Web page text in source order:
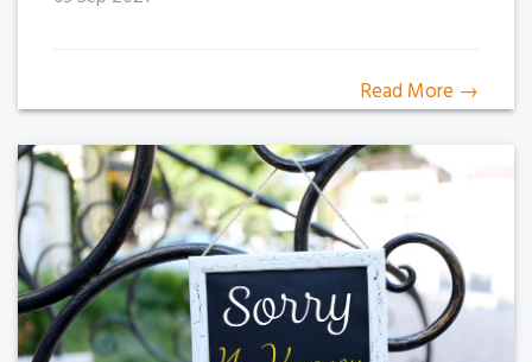
Read More →